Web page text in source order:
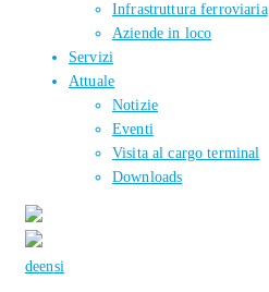
Infrastruttura ferroviaria
Aziende in loco
Servizi
Attuale
Notizie
Eventi
Visita al cargo terminal
Downloads
deensi